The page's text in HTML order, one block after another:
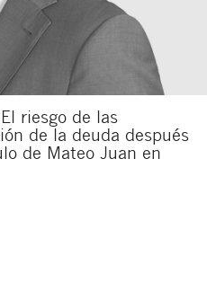
riesgo de las
de la deuda después
de Mateo Juan en